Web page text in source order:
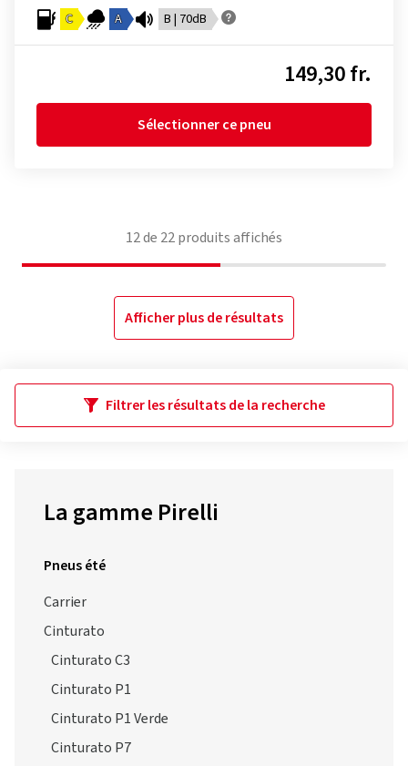
C A B | 70dB
149,30 fr.
Sélectionner ce pneu
12de 22produits affichés
Afficher plus de résultats
Filtrer les résultats de la recherche
La gamme Pirelli
Pneus été
Carrier
Cinturato
Cinturato C3
Cinturato P1
Cinturato P1 Verde
Cinturato P7